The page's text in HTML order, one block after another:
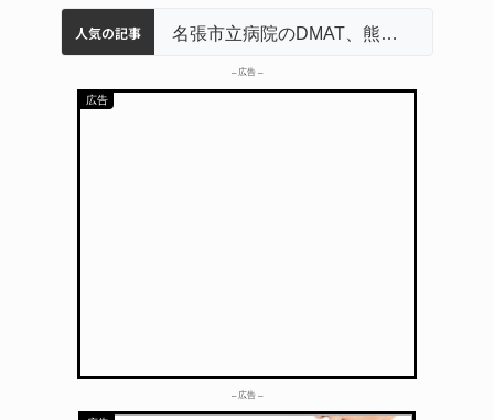
人気の記事
名張市水道料金47％値上げへ 答申案、審議会で大筋まとまる
器物損壊容疑で83歳女逮捕 伊賀署
中学校の陶壁モニュメント 地元建設会社がボランティアで清掃 伊賀 名張市立病院のDMAT、熊本地震の被災地へ 能登以来3回目の派遣
– 広告 –
– 広告 –